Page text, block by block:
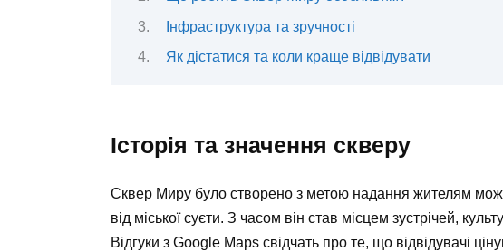
Інфраструктура та зручності
Як дістатися та коли краще відвідувати
Історія та значення скверу
Сквер Миру було створено з метою надання жителям
від міської суєти. З часом він став місцем зустрічей,
Відгуки з Google Maps свідчать про те, що відвідувачі